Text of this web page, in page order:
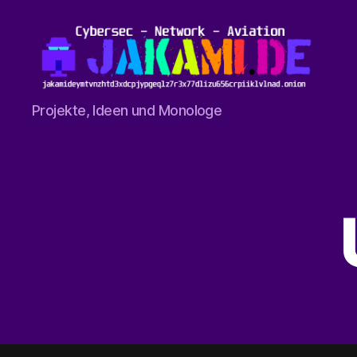
jakami.de
Projekte, Ideen und Monologe